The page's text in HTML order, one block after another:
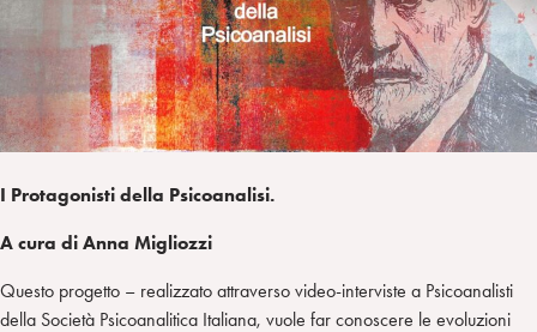
r
m
I Protagonisti della Psicoanalisi.
A cura di Anna Migliozzi
Questo progetto – realizzato attraverso video-interviste a Psicoanalisti
della Società Psicoanalitica Italiana, vuole far conoscere le evoluzioni